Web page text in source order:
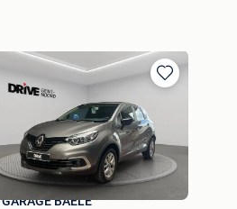
Bewaren
Mijn
Favorieten
GARAGE BAELE